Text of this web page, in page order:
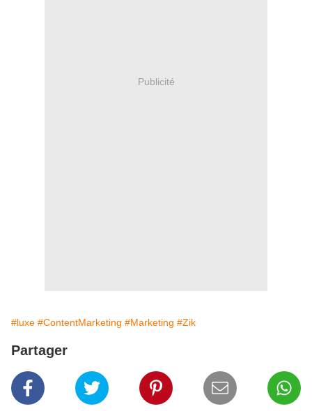
Publicité
#luxe #ContentMarketing #Marketing #Zik
Partager